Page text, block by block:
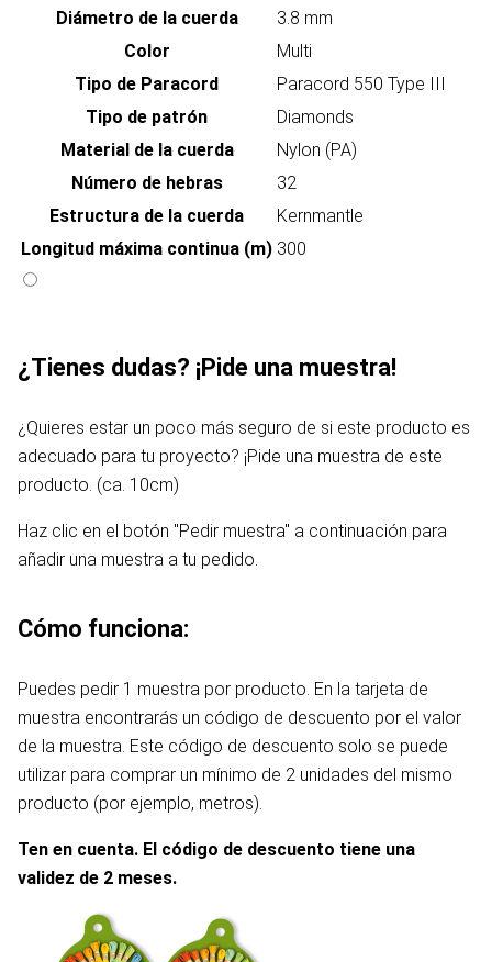
Diámetro de la cuerda
3.8 mm
Color
Multi
Tipo de Paracord
Paracord 550 Type III
Tipo de patrón
Diamonds
Material de la cuerda
Nylon (PA)
Número de hebras
32
Estructura de la cuerda
Kernmantle
Longitud máxima continua (m) 300
¿Tienes dudas? ¡Pide una muestra!
¿Quieres estar un poco más seguro de si este producto es
adecuado para tu proyecto? ¡Pide una muestra de este
producto. (ca. 10cm)
Haz clic en el botón "Pedir muestra" a continuación para
añadir una muestra a tu pedido.
Cómo funciona:
Puedes pedir 1 muestra por producto. En la tarjeta de
muestra encontrarás un código de descuento por el valor
de la muestra. Este código de descuento solo se puede
utilizar para comprar un mínimo de 2 unidades del mismo
producto (por ejemplo, metros).
Ten en cuenta. El código de descuento tiene una
validez de 2 meses.